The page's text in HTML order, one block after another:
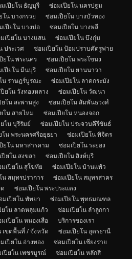
เปียโน ธัญบุรี
ซ่อมเปียโน นครปฐม
โน บางกรวย
ซ่อมเปียโน บางบัวทอง
เปียโน บางบ่อ
ซ่อมเปียโน บางพลี
เปียโน บางแสน
ซ่อมเปียโน บึงกุ่ม
ประเวศ
ซ่อมเปียโน ป้อมปราบศัตรูพ่าย
ยโน พระนคร
ซ่อมเปียโน พระโขนง
ปียโน มีนบุรี
ซ่อมเปียโน ยานนาวา
น ราษฎร์บูรณะ
ซ่อมเปียโน ลาดกระบัง
ยโน วังทองหลาง
ซ่อมเปียโน วัฒนา
โน สะพานสูง
ซ่อมเปียโน สัมพันธวงศ์
โน สายไหม
ซ่อมเปียโน หนองจอก
โน บุรีรัมย์
ซ่อมเปียโน ประจวบคีรีขันธ์
โน พระนครศรีอยุธยา
ซ่อมเปียโน พิจิตร
ยโน มหาสารคาม
ซ่อมเปียโน ระยอง
ปียโน สงขลา
ซ่อมเปียโน สิงห์บุรี
เปียโน สุโขทัย
ซ่อมเปียโน บ้านแพ้ว
น สมุทรปราการ
ซ่อมเปียโน สมุทรสาคร
ซ่อมเปียโน พระประแดง
มเปียโน พัทยา
ซ่อมเปียโน พุทธมณฑล
ยโน ลาดหลุมแก้ว
ซ่อมเปียโน ลำลูกกา
เปียโน หนองเสือ
บริการของเรา
เขตพื้นที่ / จังหวัด
ซ่อมเปียโน อุดรธานี
เปียโน อ่างทอง
ซ่อมเปียโน เชียงราย
ปียโน เพชรบูรณ์ ซ่อมเปียโน หลักสี่